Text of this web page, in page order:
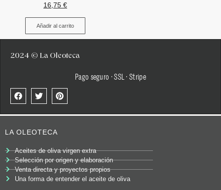
16,75 €
Añadir al carrito
2024 © La Oleoteca
Pago seguro · SSL · Stripe
LA OLEOTECA
Aceites de oliva virgen extra
Selección por origen y elaboración
Venta directa y proyectos propios
Una forma de entender el aceite de oliva